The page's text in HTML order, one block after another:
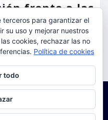
frente a las
2026
terceros para garantizar el
su uso y mejorar nuestros
cookies, rechazar las no
Política de cookies
todo
cómo gestionar las cookies,